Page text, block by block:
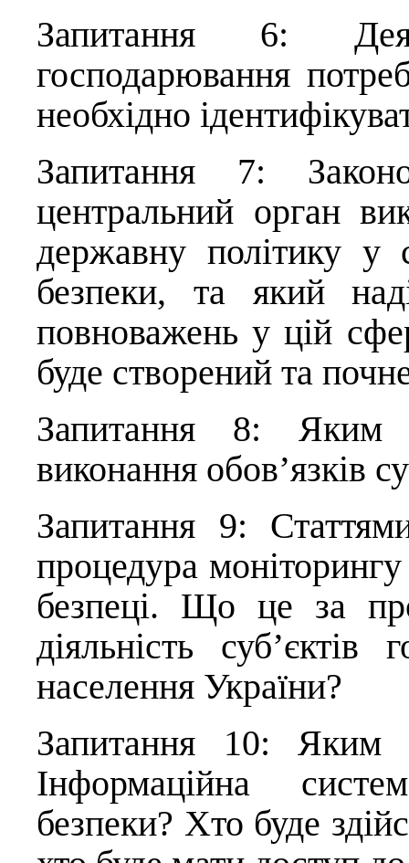
Запитання 6:
господарювання
необхідно
Запитання 7:
центральний орган
державну політику у
безпеки, та який
повноважень у цій
буде створений та
Запитання 8: Яким
виконання обов’язків
Запитання 9:
процедура моніторингу
безпеці. Що це за
діяльність суб’єктів
населення України?
Запитання 10: Яким
Інформаційна
безпеки? Хто буде